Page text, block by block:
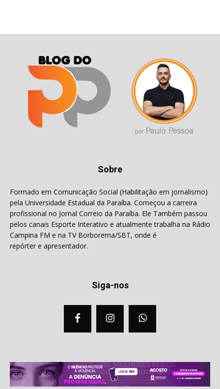
Sobre
Formado em Comunicação Social (Habilitação em jornalismo)
pela Universidade Estadual da Paraíba. Começou a carreira
profissional no Jornal Correio da Paraíba. Ele Também passou
pelos canais Esporte Interativo e atualmente trabalha na Rádio
Campina FM e na TV Borborema/SBT, onde é
repórter e apresentador.
Siga-nos